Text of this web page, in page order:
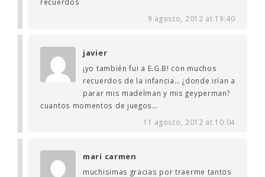
9 agosto, 2012 at 19:40
javier
¡yo también fui a E.G.B! con muchos
recuerdos de la infancia… ¿donde irían a
parar mis madelman y mis geyperman?
cuantos momentos de juegos…
11 agosto, 2012 at 10:04
mari carmen
muchisimas gracias por traerme tantos